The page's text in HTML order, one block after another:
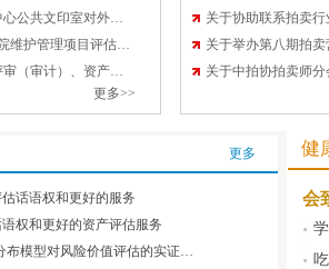
心公共文印室对外…
维护管理项目评估…
审（审计）、资产…
更多>>
关于协助联系拍卖
关于举办第八期拍
关于中拍协拍卖师
更多
话语权和更好的服务
权和更好的资产评估服务
布模型对风险价值评估的实证…
健
会